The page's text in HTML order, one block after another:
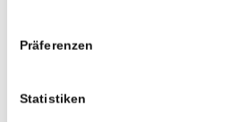
Präferenzen
Statistiken
Schon deine 15 XRP als